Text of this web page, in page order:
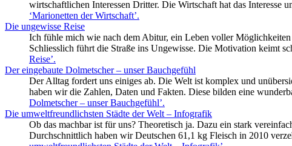
wirtschaftlichen Interessen Dritter. Die Wirtschaft hat das
‘Marionetten der Wirtschaft’.
Die ungewisse Reise
Ich fühle mich wie nach dem Abitur, ein Leben voller
Schliesslich führt die Straße ins Ungewisse. Die Motivation keimt
Reise’.
Der eingebaute Dolmetscher – unser Bauchgefühl
Der Alltag fordert uns einiges ab. Die Welt ist komplex und
haben wir die Zahlen, Daten und Fakten. Diese bilden eine
Dolmetscher – unser Bauchgefühl’.
Die umweltfreundlichsten Städte der Welt – Infografik
Ob das machbar ist für uns? Theoretisch ja. Dazu ein stark
Durchschnittlich haben wir Deutschen 61,1 kg Fleisch in 2010